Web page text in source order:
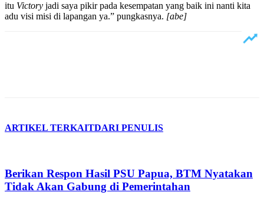
itu Victory jadi saya pikir pada kesempatan yang baik ini nanti kita
adu visi misi di lapangan ya.” pungkasnya. [abe]
ARTIKEL TERKAITDARI PENULIS
Berikan Respon Hasil PSU Papua, BTM Nyatakan
Tidak Akan Gabung di Pemerintahan